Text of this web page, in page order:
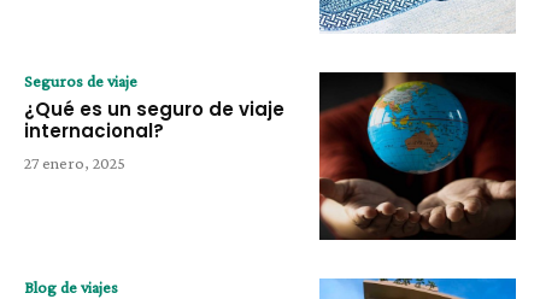
Seguros de viaje
¿Qué es un seguro de viaje
internacional?
27 enero, 2025
Blog de viajes